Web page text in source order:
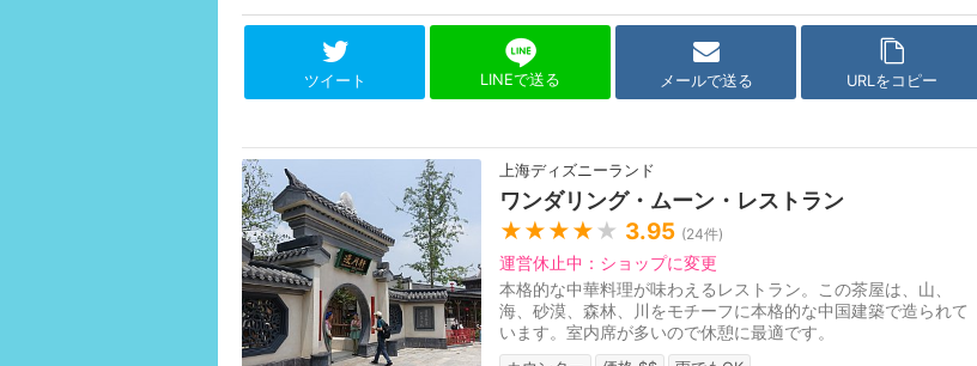
ツイート LINEで送る メールで送る URLをコピー
上海ディズニーランド
ワンダリング・ムーン・レストラン
★★★★ ★ 3.95 (24件)
運営休止中：ショップに変更
本格的な中華料理が味わえるレストラン。この茶屋は、山、
海、砂漠、森林、川をモチーフに本格的な中国建築で造られて
います。室内席が多いので休憩に最適です。